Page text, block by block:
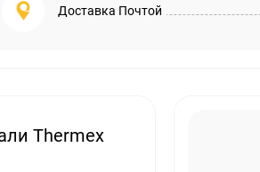
Доставка Почтой
Thermex